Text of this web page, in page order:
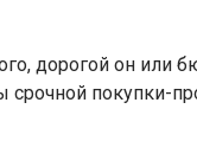
дорогой он или
срочной покупки-